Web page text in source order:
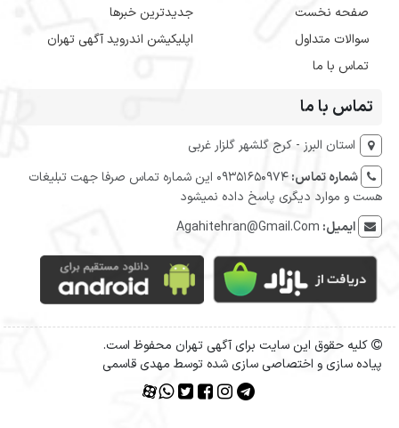
صفحه نخست
سوالات متداول
تماس با ما
جدیدترین خبرها
اپلیکیشن اندروید آگهی تهران
تماس با ما
استان البرز - کرج گلشهر گلزار غربی
شماره تماس:
09351650974 این شماره تماس صرفا جهت تبلیغات
هست و موارد دیگری پاسخ داده نمیشود
ایمیل: Agahitehran@Gmail.Com
کلیه حقوق این سایت برای آگهی تهران محفوظ است.
پیاده سازی و اختصاصی سازی شده توسط مهدی قاسمی